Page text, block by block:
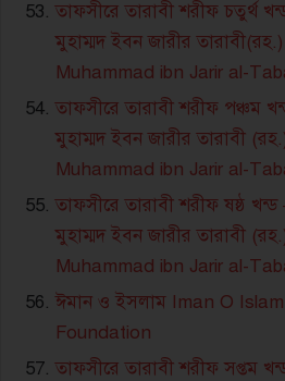
তাফসীরে তারাবী শরীফ চতুর্থ
মুহাম্মদ ইবন জারীর
Muhammad ibn Jarir al-
তাফসীরে তারাবী শরীফ পঞ্চম
মুহাম্মদ ইবন জারীর তারাবী
Muhammad ibn Jarir al-
তাফসীরে তারাবী শরীফ ষষ্ঠ
মুহাম্মদ ইবন জারীর তারাবী
Muhammad ibn Jarir al-
ঈমান ও ইসলাম Iman O
Foundation
তাফসীরে তারাবী শরীফ সপ্তম